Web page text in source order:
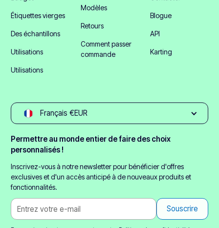
Étiquettes vierges
Des échantillons
Utilisations
Utilisations
Modèles
Retours
Comment passer
commande
Blogue
API
Karting
Français €EUR
Permettre au monde entier de faire des choix
personnalisés !
Inscrivez-vous à notre newsletter pour bénéficier d'offres
exclusives et d'un accès anticipé à de nouveaux produits et
fonctionnalités.